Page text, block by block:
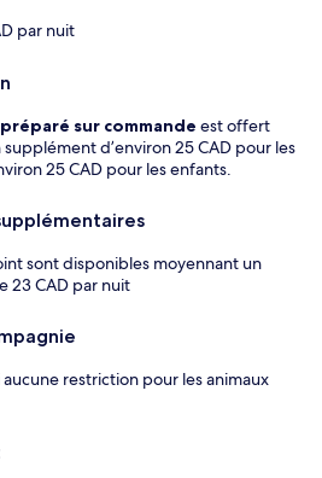
par nuit
sur commande est offert
d’environ 25 CAD pour les
25 CAD pour les enfants.
sont disponibles moyennant un
23 CAD par nuit
aucune restriction pour les animaux